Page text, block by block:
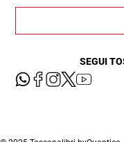
SEGUI